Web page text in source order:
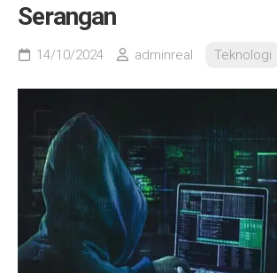
Serangan
14/10/2024 adminreal Teknologi